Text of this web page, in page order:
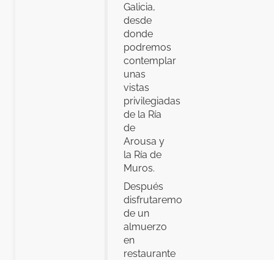
Galicia,
desde
donde
podremos
contemplar
unas
vistas
privilegiadas
de la Ría
de
Arousa y
la Ría de
Muros.
Después
disfrutaremos
de un
almuerzo
en
restaurante